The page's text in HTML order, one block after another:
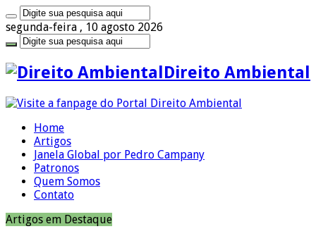
segunda-feira , 10 agosto 2026
Direito Ambiental
Home
Artigos
Janela Global por Pedro Campany
Patronos
Quem Somos
Contato
Artigos em Destaque